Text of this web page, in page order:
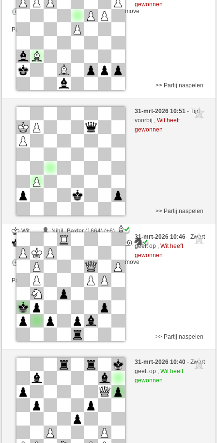
Speelduur: 2 minutes/side + 0 seconds/move
Partij telt mee voor de ranglijst
gewonnen
Wit
polusmi (1377) (+17)
Speelduur: 2 minutes/side + 0 seconds/move
>> Partij naspelen
31-mrt-2026 10:51- Tijd
voorbij ,Wit heeft
gewonnen
Wit
Nihil_Baxter (1664) (+6)
DontThinkTooMuch (1397) (-6)
Speelduur: 2 minutes/side + 0 seconds/move
Partij telt mee voor de ranglijst
>> Partij naspelen
31-mrt-2026 10:46- Zwart
geeft op ,Wit heeft
gewonnen
Wit
Turmduo (1414) (+16)
DontThinkTooMuch (1413) (-16)
Speelduur: 3 minutes/side + 0 seconds/move
Partij telt mee voor de ranglijst
>> Partij naspelen
31-mrt-2026 10:40- Zwart
geeft op ,Wit heeft
gewonnen